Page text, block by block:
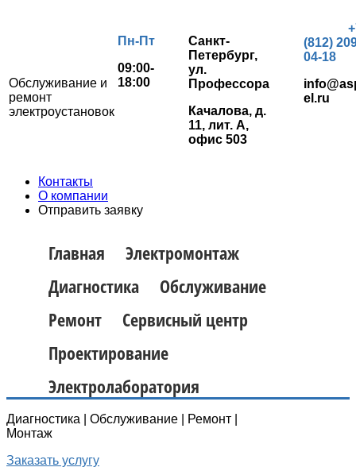
Обслуживание и
ремонт
электроустановок
Пн-Пт
09:00-
18:00
Санкт-
Петербург,
ул.
Профессора
Качалова, д.
11, лит. А,
офис 503
(812)
04-18
el.ru
Контакты
О компании
Отправить заявку
Главная
Электромонтаж
Диагностика
Обслуживание
Ремонт
Сервисный центр
Проектирование
Электролаборатория
Диагностика | Обслуживание | Ремонт |
Монтаж
Заказать услугу